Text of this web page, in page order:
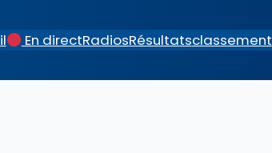
En directRadiosRésultatsclassement